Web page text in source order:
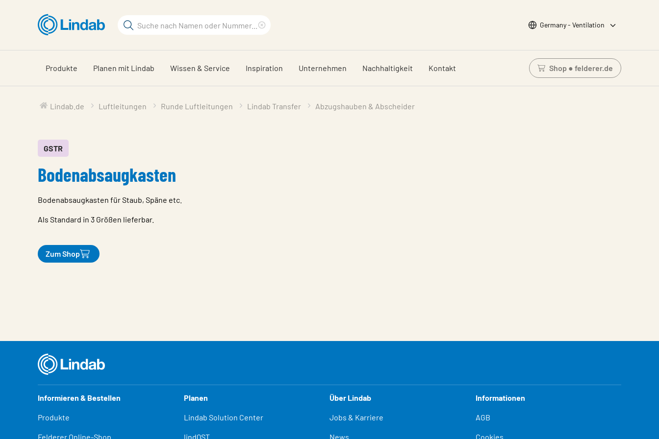
Hauptinhalt
Suchbegriff
durchsuchen
löschen
Wähle Sprache
Germany - Ventilation
Produkte Planen mit Lindab Wissen & Service Inspiration Unternehmen Nachhaltigkeit Kontakt Shop ● felderer.de
Einloggen um den
Lindab.de Luftleitungen Runde Luftleitungen Lindab Transfer Abzugshauben & Abscheider
GSTR
Bodenabsaugkasten
Bodenabsaugkasten für Staub, Späne etc.
Als Standard in 3 Größen lieferbar.
Zum Shop
Informieren & Bestellen
Produkte
Felderer Online-Shop
Planen
Lindab Solution Center
lindQST
Über Lindab
Jobs & Karriere
News
Informationen
AGB
Cookies